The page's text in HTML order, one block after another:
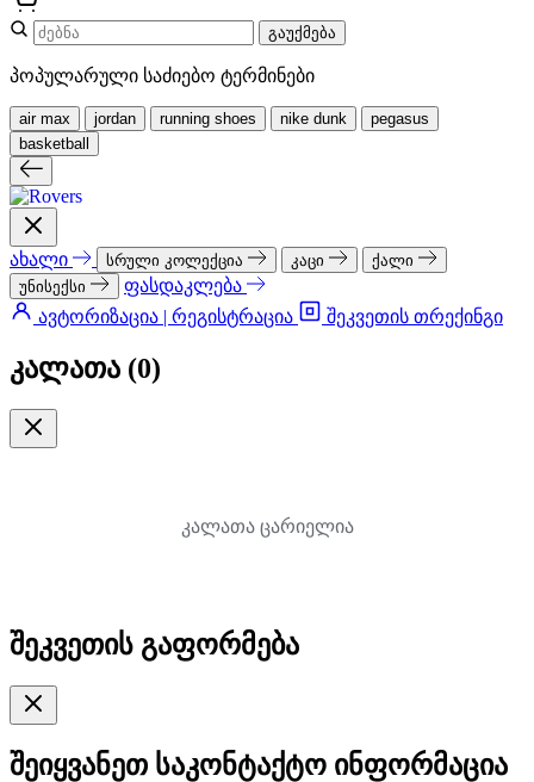
გაუქმება
პოპულარული საძიებო ტერმინები
air max jordan running shoes nike dunk
pegasus
basketball
ახალი სრული კოლექცია კაცი
ქალი
უნისექსი
ფასდაკლება
ავტორიზაცია | რეგისტრაცია
შეკვეთის თრექინგი
კალათა (0)
კალათა ცარიელია
შეკვეთის გაფორმება
შეიყვანეთ საკონტაქტო ინფორმაცია